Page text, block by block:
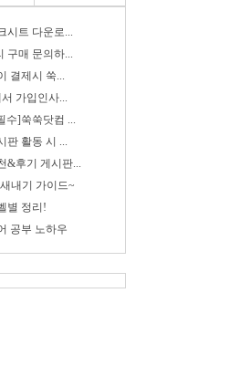
시트 다운로...
구매 문의하...
결제시 쑥...
가입인사...
수]쑥쑥닷컴 ...
판 활동 시 ...
&후기 게시판...
내기 가이드~
별 정리!
공부 노하우